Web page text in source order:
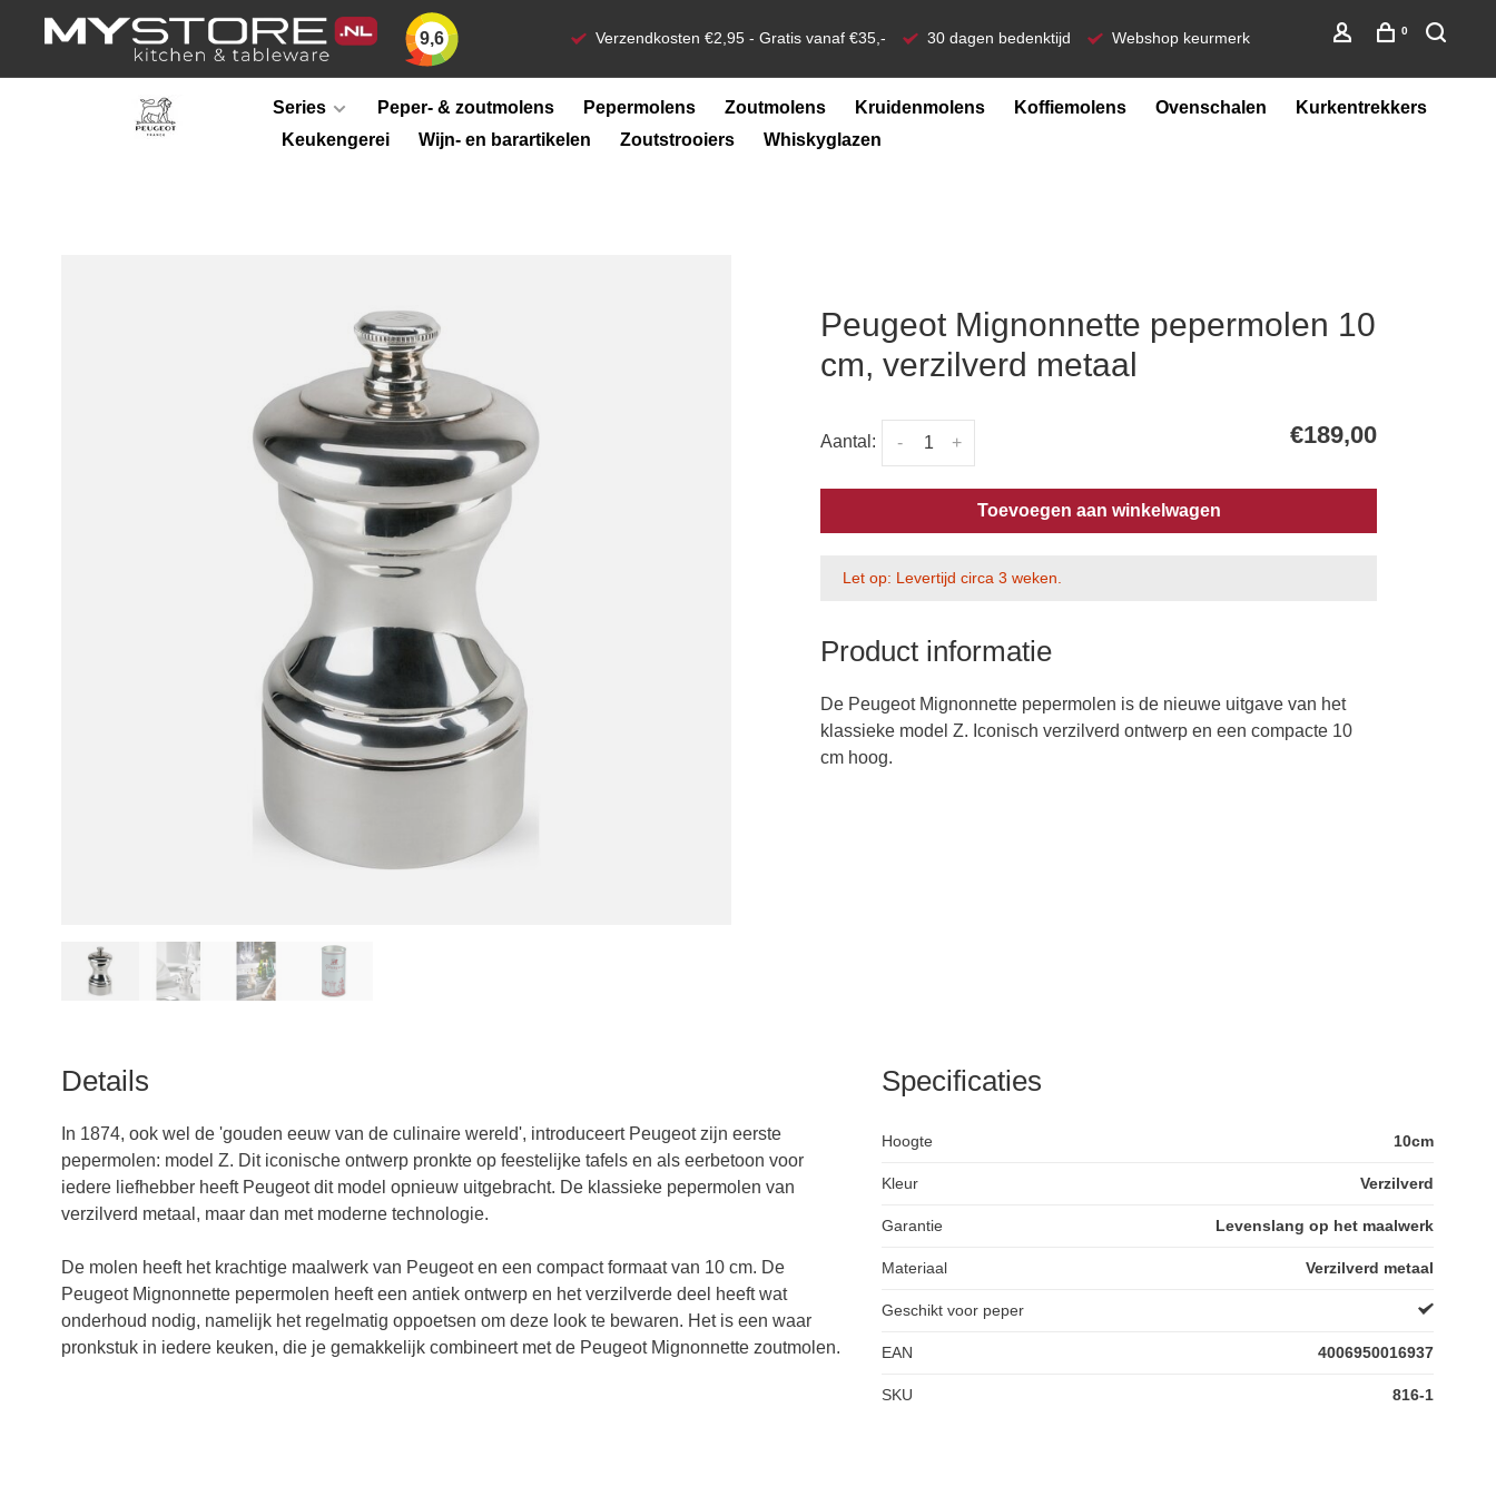
9,6 Verzendkosten €2,95 - Gratis vanaf €35,- 30 dagen bedenktijd Webshop keurmerk 0
Series Peper- & zoutmolens Pepermolens Zoutmolens Kruidenmolens Koffiemolens Ovenschalen
Kurkentrekkers
Keukengerei
Wijn- en barartikelen Zoutstrooiers Whiskyglazen
Peugeot Mignonnette pepermolen 10
cm, verzilverd metaal
Aantal: +
- €189,00
Toevoegen aan winkelwagen
Let op: Levertijd circa 3 weken.
Product informatie
De Peugeot Mignonnette pepermolen is de nieuwe uitgave van het
klassieke model Z. Iconisch verzilverd ontwerp en een compacte 10
cm hoog.
Details
In 1874, ook wel de 'gouden eeuw van de culinaire wereld', introduceert Peugeot zijn eerste
pepermolen: model Z. Dit iconische ontwerp pronkte op feestelijke tafels en als eerbetoon voor
iedere liefhebber heeft Peugeot dit model opnieuw uitgebracht. De klassieke pepermolen van
verzilverd metaal, maar dan met moderne technologie.
De molen heeft het krachtige maalwerk van Peugeot en een compact formaat van 10 cm. De
Peugeot Mignonnette pepermolen heeft een antiek ontwerp en het verzilverde deel heeft wat
onderhoud nodig, namelijk het regelmatig oppoetsen om deze look te bewaren. Het is een waar
pronkstuk in iedere keuken, die je gemakkelijk combineert met de Peugeot Mignonnette zoutmolen.
Specificaties
Hoogte 10cm
Kleur Verzilverd
Garantie Levenslang op het maalwerk
Materiaal Verzilverd metaal
Geschikt voor peper
EAN 4006950016937
SKU 816-1